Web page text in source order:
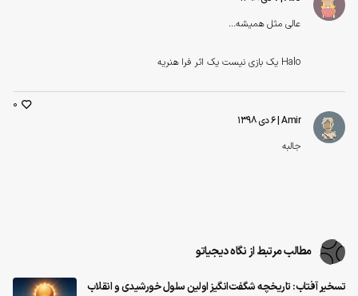
عالی مثل همیشه...
Halo یک بازی نیست یک اثر فرا هنریه
Amir| ۶ دی ۱۳۹۸
جالبه
0
مطالب مرتبط از نگاه دیجیاتو
تسخیر آفتاب: تاریخچه شگفت‌انگیز اولین سلول خورشیدی و انقلاب